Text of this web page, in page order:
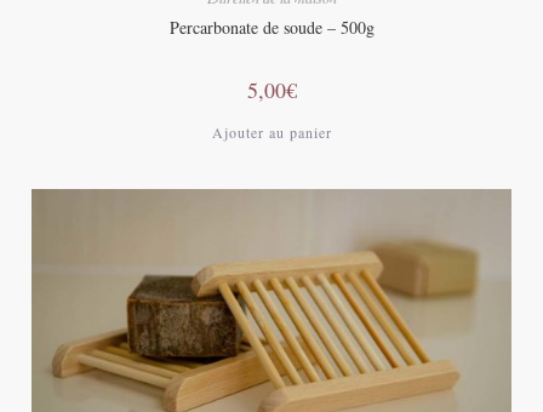
Percarbonate de soude – 500g
5,00€
Ajouter au panier